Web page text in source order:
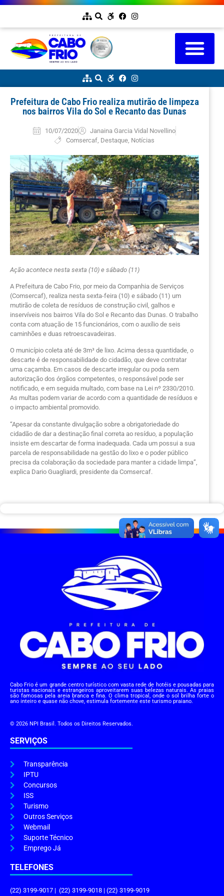
Prefeitura de Cabo Frio realiza mutirão de limpeza
nos bairros Vila do Sol e Recanto das Dunas
10/07/2020
Janaina Garcia Vidal Novellino
Comsercaf Destaque Notícias
Ação acontece nesta sexta (10) e sábado (11)
A Prefeitura de Cabo Frio, por meio da Companhia de Serviços
(Comsercaf), realiza nesta sexta-feira (10) e sábado (11) um
mutirão de coleta de resíduos de construção civil, galhos e
inservíveis nos bairros Vila do Sol e Recanto das Dunas. O trabalho
conta com atuação de 15 funcionários, com o auxílio de seis
caminhões e duas retroescavadeiras.
O município coleta até de 3m³ de lixo. Acima dessa quantidade, o
descarte é de responsabilidade do cidadão, que deve contratar
uma caçamba. Em casos de descarte irregular ou poda sem
autorização dos órgãos competentes, o responsável pode ser
notificado, e em seguida multado, com base na Lei nº 2330/2010.
As multas podem variar de acordo com a quantidade de resíduos e
o impacto ambiental promovido.
“Apesar da constante divulgação sobre a obrigatoriedade do
cidadão de dar a destinação final correta ao resíduo, a população
insiste em descartar de forma inadequada. Cada um possui a sua
parcela de responsabilidade na gestão do lixo e o poder público
precisa da colaboração da sociedade para manter a cidade limpa”,
explica Dario Guagliardi, presidente da Comsercaf.
Cabo Frio é um grande centro turístico com vasta rede de hotéis e pousadas para
turistas nacionais e estrangeiros aproveitarem suas belezas naturais. As praias
são famosas pela areia branca e fina. O clima tropical, onde o sol brilha forte o
ano inteiro e quase não chove, estimula fortemente este turismo praiano.
© 2026 NPI Brasil. Todos os Direitos Reservados.
SERVIÇOS
Transparência
IPTU
Concursos
ISS
Turismo
Outros Serviços
Webmail
Suporte Técnico
Emprego Já
TELEFONES
(22) 3199-9017 | (22) 3199-9018 | (22) 3199-9019